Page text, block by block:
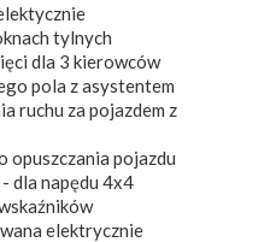
tylnych
dla 3 kierowców
pola z asystentem
ruchu za pojazdem z
opuszczania pojazdu
dla napędu 4x4
elektrycznie